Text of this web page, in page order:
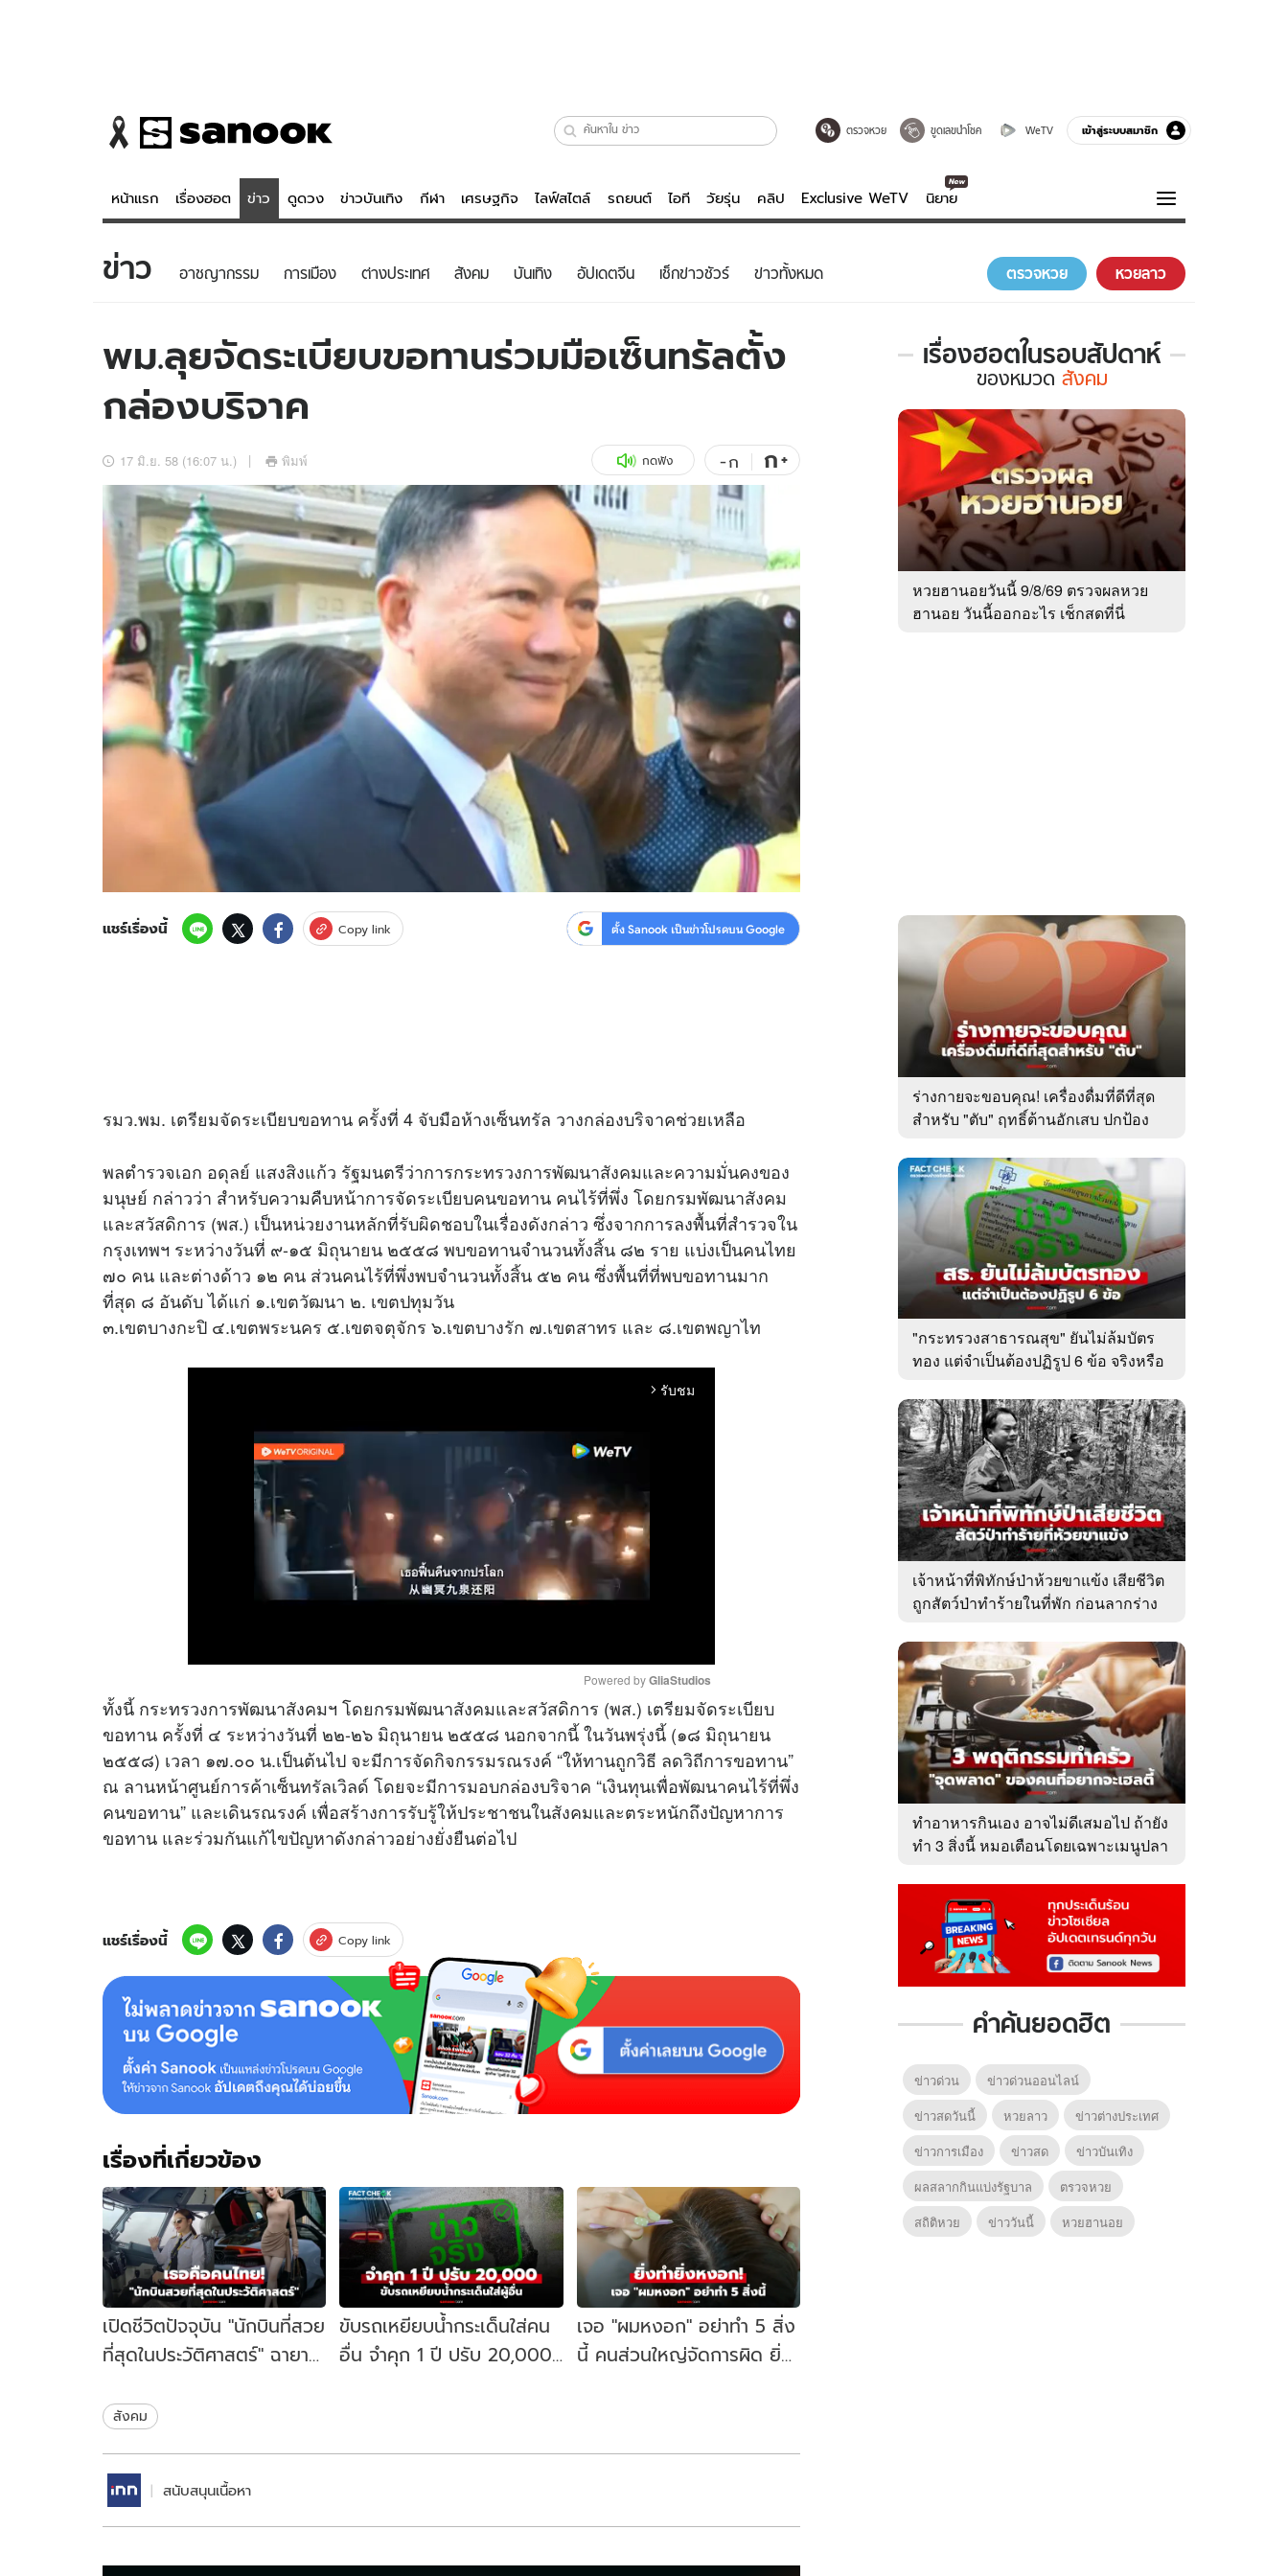
ตรวจหวย ขูดเลขนำโชค WeTV เข้าสู่ระบบสมาชิก
หน้าแรก เรื่องฮอต ข่าว ดูดวง ข่าวบันเทิง กีฬา เศรษฐกิจ ไลฟ์สไตล์ รถยนต์ ไอที วัยรุ่น คลิป Exclusive WeTV นิยาย
ข่าว
ข่าวบันเทิง
ข่าวกีฬา
ข่าวเศรษฐกิจ
อัปเดตจีน
เช็กข่าวชัวร์
ดูดวง - ตรวจหวย
สถิติหวยไทย
ไลฟ์สไตล์
วัยรุ่น
สุขภาพ
เที่ยว-กิน
Tasteful Thailand
Sanook Choice
บันเทิงครบรส
เกมส์
ดูทีวี
นิยาย
ความรู้รอบตัว
ฮาวทู
ดาวน์โหลดสนุกแอปฟรี ติดตามสนุกโซเชียลได้ที่
สงวนลิขสิทธิ์ © 2569บริษัท อิมเมจ ฟิวเจอร์ (ประเทศไทย) จำกัด
ข่าว อาชญากรรม การเมือง ต่างประเทศ สังคม บันเทิง อัปเดตจีน เช็กข่าวชัวร์ ข่าวทั้งหมด ตรวจหวย หวยลาว
พม.ลุยจัดระเบียบขอทานร่วมมือเซ็นทรัลตั้ง
กล่องบริจาค
17 มิ.ย. 58 (16:07 น.) พิมพ์ กดฟัง -ก ก+
แชร์เรื่องนี้ Copy link ตั้ง Sanook เป็นข่าวโปรดบน Google
รมว.พม. เตรียมจัดระเบียบขอทาน ครั้งที่ 4 จับมือห้างเซ็นทรัล วางกล่องบริจาคช่วยเหลือ
พลตำรวจเอก อดุลย์ แสงสิงแก้ว รัฐมนตรีว่าการกระทรวงการพัฒนาสังคมและความมั่นคงของ
มนุษย์ กล่าวว่า สำหรับความคืบหน้าการจัดระเบียบคนขอทาน คนไร้ที่พึ่ง โดยกรมพัฒนาสังคม
และสวัสดิการ (พส.) เป็นหน่วยงานหลักที่รับผิดชอบในเรื่องดังกล่าว ซึ่งจากการลงพื้นที่สำรวจใน
กรุงเทพฯ ระหว่างวันที่ ๙-๑๕ มิถุนายน ๒๕๕๘ พบขอทานจำนวนทั้งสิ้น ๘๒ ราย แบ่งเป็นคนไทย
๗๐ คน และต่างด้าว ๑๒ คน ส่วนคนไร้ที่พึ่งพบจำนวนทั้งสิ้น ๕๒ คน ซึ่งพื้นที่ที่พบขอทานมาก
ที่สุด ๘ อันดับ ได้แก่ ๑.เขตวัฒนา ๒. เขตปทุมวัน
๓.เขตบางกะปิ ๔.เขตพระนคร ๕.เขตจตุจักร ๖.เขตบางรัก ๗.เขตสาทร และ ๘.เขตพญาไท
arrow_forward_ios รับชม
M
u
t
e
Powered by GliaStudios
ทั้งนี้ กระทรวงการพัฒนาสังคมฯ โดยกรมพัฒนาสังคมและสวัสดิการ (พส.) เตรียมจัดระเบียบ
ขอทาน ครั้งที่ ๔ ระหว่างวันที่ ๒๒-๒๖ มิถุนายน ๒๕๕๘ นอกจากนี้ ในวันพรุ่งนี้ (๑๘ มิถุนายน
๒๕๕๘) เวลา ๑๗.๐๐ น.เป็นต้นไป จะมีการจัดกิจกรรมรณรงค์ “ให้ทานถูกวิธี ลดวิถีการขอทาน”
ณ ลานหน้าศูนย์การค้าเซ็นทรัลเวิลด์ โดยจะมีการมอบกล่องบริจาค “เงินทุนเพื่อพัฒนาคนไร้ที่พึ่ง
คนขอทาน” และเดินรณรงค์ เพื่อสร้างการรับรู้ให้ประชาชนในสังคมและตระหนักถึงปัญหาการ
ขอทาน และร่วมกันแก้ไขปัญหาดังกล่าวอย่างยั่งยืนต่อไป
แชร์เรื่องนี้ Copy link
เรื่องที่เกี่ยวข้อง
เปิดชีวิตปัจจุบัน "นักบินที่สวย
ที่สุดในประวัติศาสตร์" ฉายา
ขับรถเหยียบน้ำกระเด็นใส่คน
อื่น จำคุก 1 ปี ปรับ 20,000
เจอ "ผมหงอก" อย่าทำ 5 สิ่ง
นี้ คนส่วนใหญ่จัดการผิด ยิ่ง
สังคม
สนับสนุนเนื้อหา
เรื่องฮอตในรอบสัปดาห์
เรื่อง
ใน
รอบ
สัปดาห์
หมวด
สังคม
ของหมวด สังคม
หวยฮานอยวันนี้ 9/8/69 ตรวจผลหวย
ฮานอย วันนี้ออกอะไร เช็กสดที่นี่
ร่างกายจะขอบคุณ! เครื่องดื่มที่ดีที่สุด
สำหรับ "ตับ" ฤทธิ์ต้านอักเสบ ปกป้อง
"กระทรวงสาธารณสุข" ยันไม่ล้มบัตร
ทอง แต่จำเป็นต้องปฏิรูป 6 ข้อ จริงหรือ
เจ้าหน้าที่พิทักษ์ป่าห้วยขาแข้ง เสียชีวิต
ถูกสัตว์ป่าทำร้ายในที่พัก ก่อนลากร่าง
ทำอาหารกินเอง อาจไม่ดีเสมอไป ถ้ายัง
ทำ 3 สิ่งนี้ หมอเตือนโดยเฉพาะเมนูปลา
คำค้นยอดฮิต
ข่าวด่วน
ข่าวด่วนออนไลน์
ข่าวสดวันนี้
หวยลาว
ข่าวต่างประเทศ
ข่าวการเมือง
ข่าวสด
ข่าวบันเทิง
ผลสลากกินแบ่งรัฐบาล
ตรวจหวย
สถิติหวย
ข่าววันนี้ หวยฮานอย